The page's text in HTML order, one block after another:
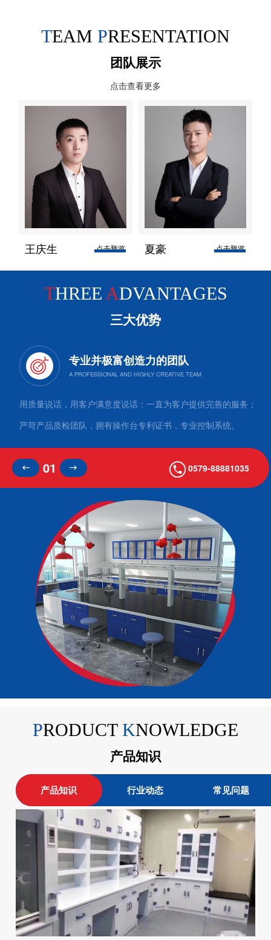
止爆炸冲击波伤及实验室人
耗。产品型号O3-1200O3-
1500O3-1800产品规格
1200L*850W*2350H1500L*850W*2350H1800L*850W*2350H
柜型选择分体台式 / 整体步
入式分体台式 / 整体步入式
分体台式 / 整体步入式插座
选配IP55 防水插座 /IP67 三
三防插座IP55 防水插座
/IP67 三防插座柜体材质
1.0mm/1.2 厚钢板
上柜拆装式 / 下柜整体焊接
上柜拆装式 / 下柜整体焊接
静电喷涂内衬材质抗倍特板 /
陶瓷纤维板抗倍特板 / 陶瓷
纤维板抗倍特板 / 陶瓷纤维
板台面选配理化板 / 陶瓷板 /
环氧树脂板理化板 / 陶瓷板 /
环氧树脂板理化板 / 陶瓷板 /
环氧树脂板颜色选择白色 /
灰色 / 蓝色白色 / 灰色 / 蓝色
白色 / 灰色 / 蓝色配件选配
水杯 / 水阀 / 气阀 / 合成架水
杯 / 水阀 / 气阀 / 合成架水杯
/ 水阀 / 气阀 / 合成架风阀选
配定风量 / 变风量 / 文丘里
变风量定风量 / 变风量 / 文
丘里变风量定风量 / 变风量 /
柜 / 防爆柜 / 废液柜标准柜 /
模式 / 红外感应自动模式手
动模式 / 红外感应自动模式
手动模式 / 红外感应自动模
式智能系统面风速调节 / 视
窗开关 / 灯光调节面风速调
节 / 视窗开关 / 灯光调节面
风速调节 / 视窗开关 / 灯光
调节安全系统急停保护 / 电
路保护 / 防夹手急停保护 /
择白色白色白色柜体配件PP
TEAM PRESENTATION
团队展示
点击查看更多
王庆生 点击预览 夏豪 点击预览
THREE ADVANTAGES
三大优势
专业并极富创造力的团队
A PROFESSIONAL AND HIGHLY CREATIVE TEAM
用质量说话，用客户满意度说话：一直为客户提供完善的服务；
严苛产品质检团队，拥有操作台专利证书，专业控制系统。
02 0579-88881035
PRODUCT KNOWLEDGE
产品知识
产品知识 行业动态 常见问题